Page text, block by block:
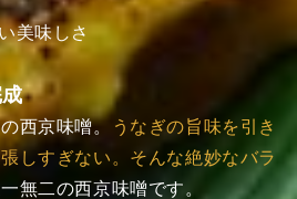
美味しさ
西京味噌。
うなぎの旨味を引き
しすぎない。そんな絶妙なバラ
無二の西京味噌です。